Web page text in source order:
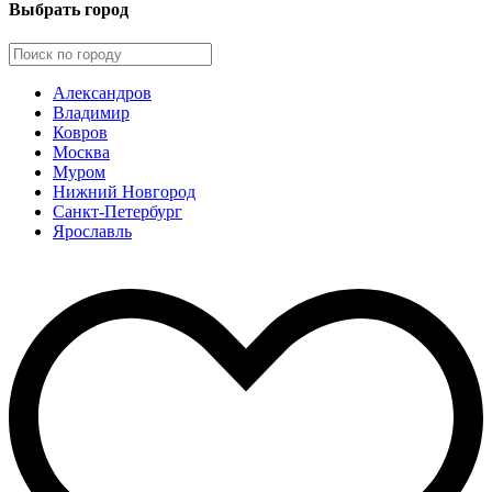
Выбрать город
Александров
Владимир
Ковров
Москва
Муром
Нижний Новгород
Санкт-Петербург
Ярославль